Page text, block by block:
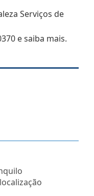
Serviços de
e saiba mais.